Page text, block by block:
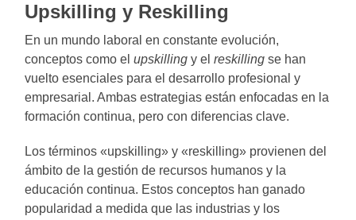
Upskilling y Reskilling
En un mundo laboral en constante evolución,
conceptos como elupskilling y elreskilling se han
vuelto esenciales para el desarrollo profesional y
empresarial. Ambas estrategias están enfocadas en la
formación continua, pero con diferencias clave.
Los términos «upskilling» y «reskilling» provienen del
ámbito de la gestión de recursos humanos y la
educación continua. Estos conceptos han ganado
popularidad a medida que las industrias y los